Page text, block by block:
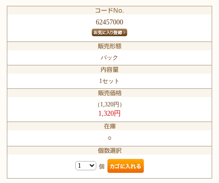
62457000
パック
1セット
（1,320円）
1,320円
○
個